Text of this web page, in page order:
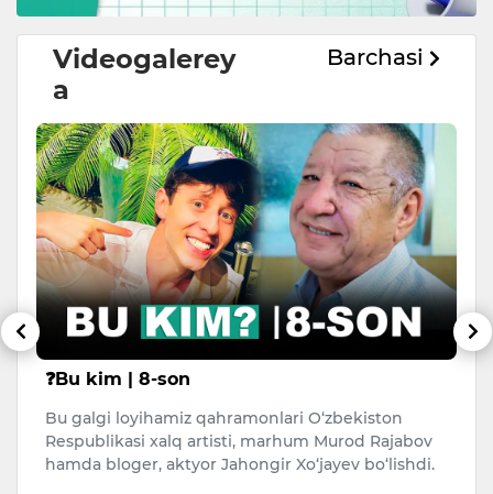
Videogalerey
a
Barchasi
❓Bu kim | 8-son
Bu galgi loyihamiz qahramonlari O‘zbekiston
Respublikasi xalq artisti, marhum Murod Rajabov
hamda bloger, aktyor Jahongir Xo‘jayev bo‘lishdi.